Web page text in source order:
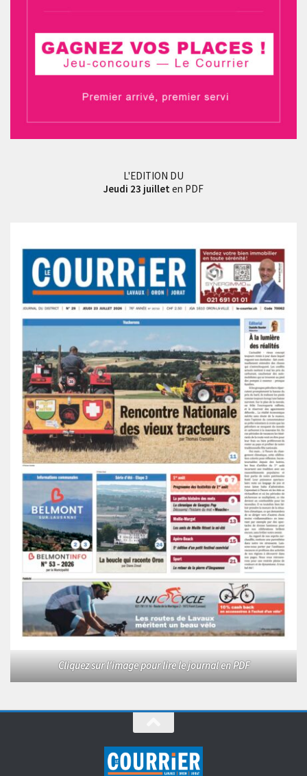
L'EDITION DU
Jeudi 23 juillet en PDF
Cliquez sur l'image pour lire le journal en PDF